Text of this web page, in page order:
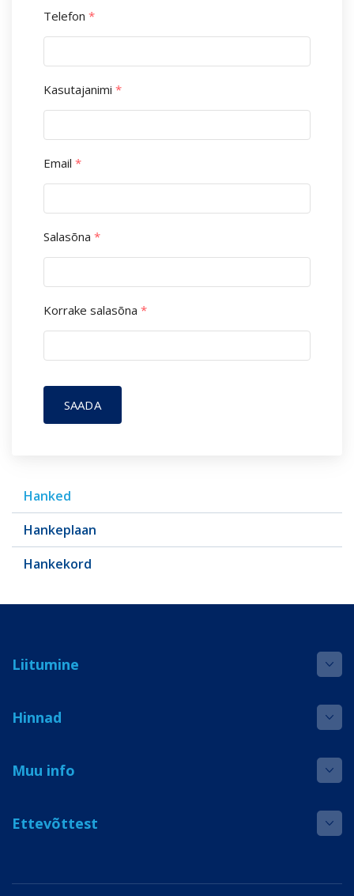
Hanked
Hankeplaan
Hankekord
Telefon *
Kasutajanimi *
Email *
Salasõna *
Korrake salasõna *
SAADA
Liitumine
Hinnad
Muu info
Ettevõttest